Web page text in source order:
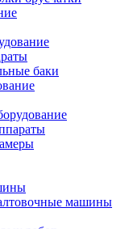
баки
машины